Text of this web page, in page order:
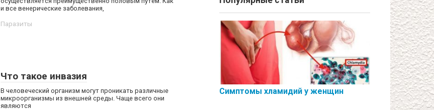
и все венерические заболевания,
Паразиты
Что такое инвазия
В человеческий организм могут проникать различные
микроорганизмы из внешней среды. Чаще всего они
являются
Симптомы хламидий у женщин